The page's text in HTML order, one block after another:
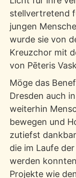
stellvertretend
jungen
wurde sie von
Kreuzchor mit
von Pēteris
Möge das
Dresden auch
weiterhin
bewegen und
zutiefst
die im Laufe
werden
Projekte wie